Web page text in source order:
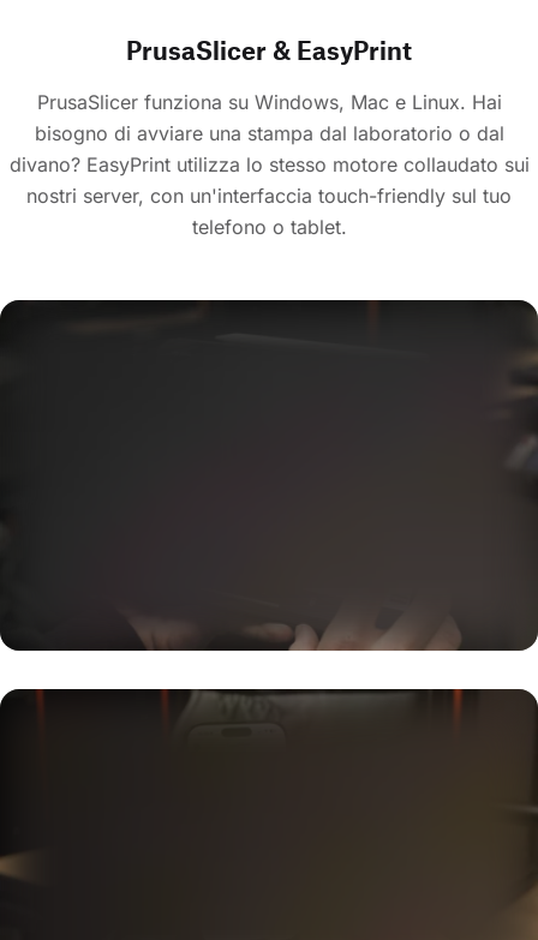
PrusaSlicer & EasyPrint
PrusaSlicer funziona su Windows, Mac e Linux. Hai
bisogno di avviare una stampa dal laboratorio o dal
divano? EasyPrint utilizza lo stesso motore collaudato sui
nostri server, con un'interfaccia touch-friendly sul tuo
telefono o tablet.